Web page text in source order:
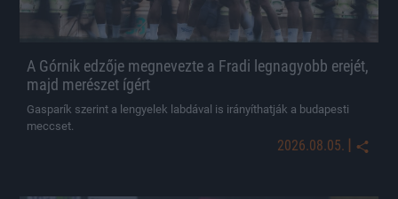
A Górnik edzője megnevezte a Fradi legnagyobb erejét,
majd merészet ígért
Gasparík szerint a lengyelek labdával is irányíthatják a budapesti
meccset.
2026.08.05. |